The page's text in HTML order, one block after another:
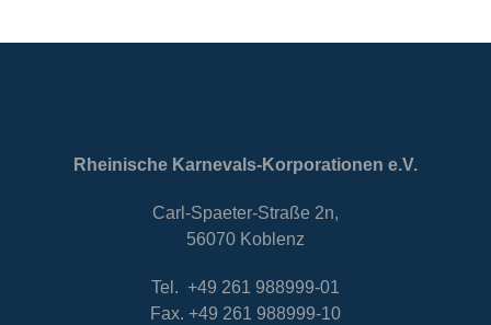
Rheinische Karnevals-Korporationen e.V.
Carl-Spaeter-Straße 2n,
56070 Koblenz
Tel. +49 261 988999-01
Fax. +49 261 988999-10